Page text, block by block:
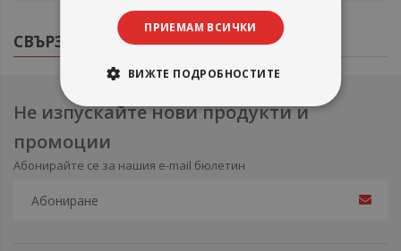
СВЪРЗАНИ ПРОДУКТИ
Не изпускайте нови продукти и
промоции
Абонирайте се за нашия e-mail бюлетин
ПРИЕМАМ ВСИЧКИ
ВИЖТЕ ПОДРОБНОСТИТЕ